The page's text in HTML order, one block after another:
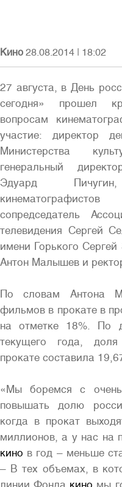
Войти
Полная версия
Кино 28.08.2014 | 18:02
27 августа, в День
сегодня» прошел
вопросам
участие: директор
Министерства
генеральный
Эдуард
сопредседатель
телевидения Сергей
имени Горького
Антон Малышев и
По словам Антона
фильмов в прокате в
на отметке 18%. По
текущего года,
прокате составила
«Мы боремся с
повышать долю
когда в прокат
миллионов, а у нас на
кино в год – меньше
– В тех объемах, в
линии Фонда кино мы